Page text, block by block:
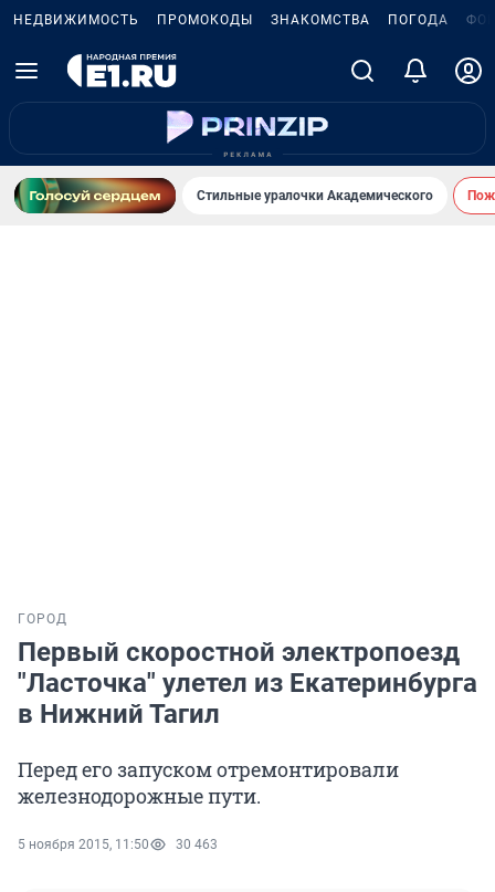
НЕДВИЖИМОСТЬ ПРОМОКОДЫ ЗНАКОМСТВА ПОГОДА
Стильные уралочки Академического
ГОРОД
Первый скоростной электропоезд
"Ласточка" улетел из Екатеринбурга
в Нижний Тагил
Перед его запуском отремонтировали
железнодорожные пути.
5 ноября 2015, 11:50 30 463